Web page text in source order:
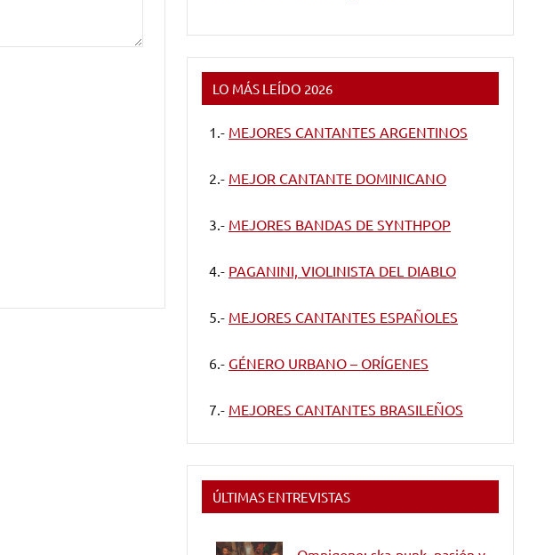
LO MÁS LEÍDO 2026
1.- MEJORES CANTANTES ARGENTINOS
2.- MEJOR CANTANTE DOMINICANO
3.- MEJORES BANDAS DE SYNTHPOP
4.- PAGANINI, VIOLINISTA DEL DIABLO
5.- MEJORES CANTANTES ESPAÑOLES
6.- GÉNERO URBANO – ORÍGENES
7.- MEJORES CANTANTES BRASILEÑOS
ÚLTIMAS ENTREVISTAS